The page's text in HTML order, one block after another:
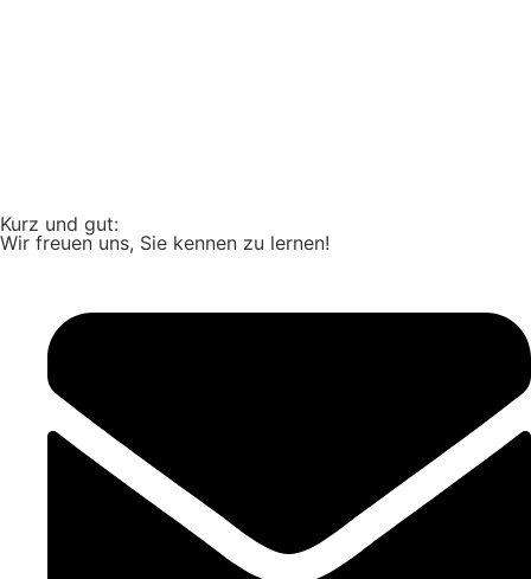
Kurz und gut:
Wir freuen uns, Sie kennen zu lernen!